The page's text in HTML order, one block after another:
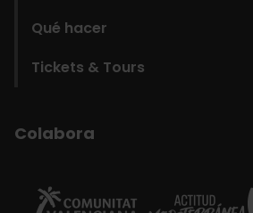
Qué hacer
Tickets & Tours
Colabora